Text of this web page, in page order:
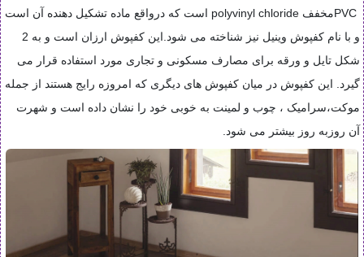
PVCمخفف polyvinyl chloride است که درواقع ماده تشکیل دهنده آن است
و با نام کفپوش وینیل نیز شناخته می شود.این کفپوش ارزان است و به 2
شکل تایل و ورقه برای مصارف مسکونی و تجاری مورد استفاده قرار می
گیرد. این کفپوش در میان کفپوش های دیگری که امروزه رایج هستند از جمله
موکت،سرامیک ، چوب و لمینت به خوبی خود را نشان داده است و شهرت
آن روزبه روز بیشتر می شود.